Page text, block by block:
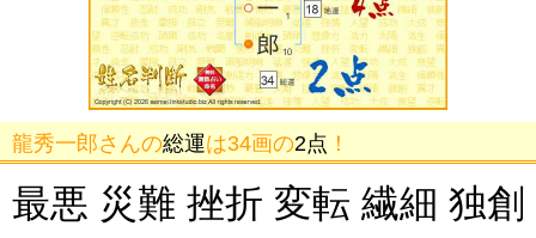
龍秀一郎さんの総運は34画の2点 ！
最悪 災難 挫折 変転 繊細 独創